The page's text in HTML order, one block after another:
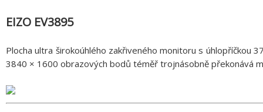
EIZO EV3895
Plocha ultra širokoúhlého zakřiveného monitoru s úhlopříčkou
3840 × 1600 obrazových bodů téměř trojnásobně překonává